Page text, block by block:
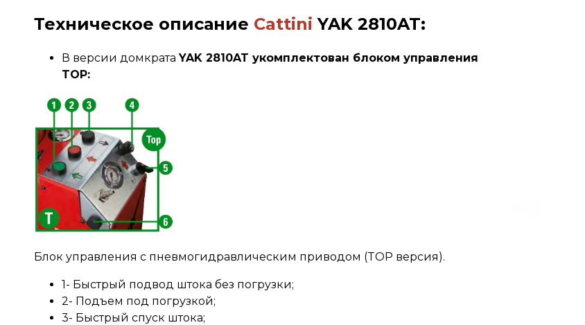
Техническое описание CattiniYAK 2810AT:
В версии домкратаYAK 2810AT укомплектован блоком управления
TOP:
Блок управления с пневмогидравлическим приводом (TOP версия).
1- Быстрый подвод штока без погрузки;
2- Подъем под погрузкой;
3- Быстрый спуск штока;